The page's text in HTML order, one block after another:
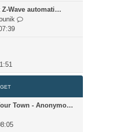
l
ä
g
t
Z-Wave automati…
G
d
t
s
Town - Anonymo…